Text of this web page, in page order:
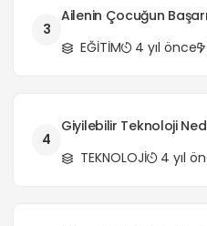
3
Ailenin Çocuğun
EĞİTİM
4 yıl önce
4
Giyilebilir Teknoloji
TEKNOLOJİ
4 yıl